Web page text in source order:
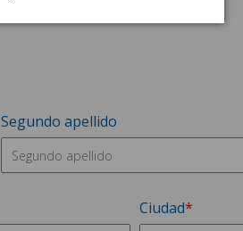
Segundo apellido
Ciudad